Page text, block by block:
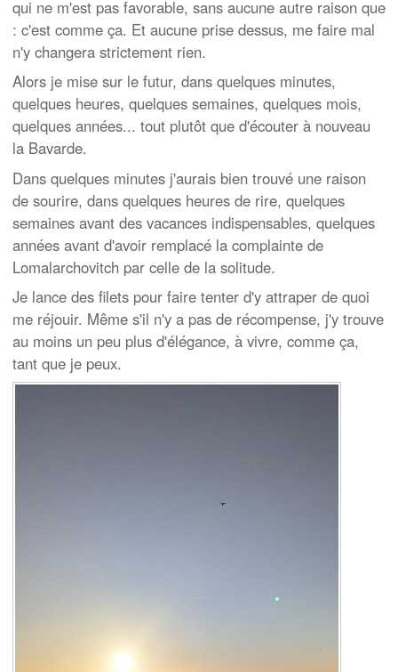
qui ne m'est pas favorable, sans aucune autre raison que
: c'est comme ça. Et aucune prise dessus, me faire mal
n'y changera strictement rien.
Alors je mise sur le futur, dans quelques minutes,
quelques heures, quelques semaines, quelques mois,
quelques années... tout plutôt que d'écouter à nouveau
la Bavarde.
Dans quelques minutes j'aurais bien trouvé une raison
de sourire, dans quelques heures de rire, quelques
semaines avant des vacances indispensables, quelques
années avant d'avoir remplacé la complainte de
Lomalarchovitch par celle de la solitude.
Je lance des filets pour faire tenter d'y attraper de quoi
me réjouir. Même s'il n'y a pas de récompense, j'y trouve
au moins un peu plus d'élégance, à vivre, comme ça,
tant que je peux.